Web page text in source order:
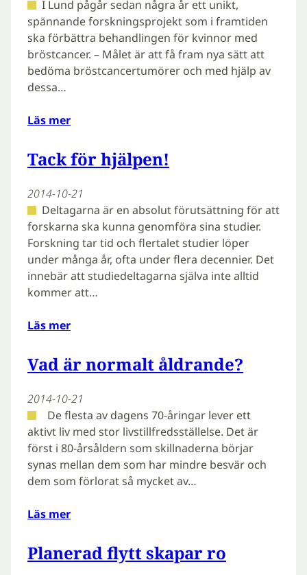
I Lund pågår sedan några år ett unikt,
spännande forskningsprojekt som i framtiden
ska förbättra behandlingen för kvinnor med
bröstcancer. – Målet är att få fram nya sätt att
bedöma bröstcancertumörer och med hjälp av
dessa…
Läs mer
Tack för hjälpen!
2014-10-21
Deltagarna är en absolut förutsättning för att
forskarna ska kunna genomföra sina studier.
Forskning tar tid och flertalet studier löper
under många år, ofta under flera decennier. Det
innebär att studiedeltagarna själva inte alltid
kommer att…
Läs mer
Vad är normalt åldrande?
2014-10-21
De flesta av dagens 70-åringar lever ett
aktivt liv med stor livstillfredsställelse. Det är
först i 80-årsåldern som skillnaderna börjar
synas mellan dem som har mindre besvär och
dem som förlorat så mycket av…
Läs mer
Planerad flytt skapar ro